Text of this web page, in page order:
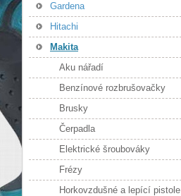
Gardena
Hitachi
Makita
Aku nářadí
Benzínové rozbrušovačky
Brusky
Čerpadla
Elektrické šroubováky
Frézy
Horkovzdušné a lepící pistole